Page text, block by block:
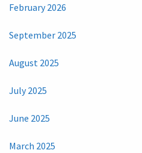
February 2026
September 2025
August 2025
July 2025
June 2025
March 2025